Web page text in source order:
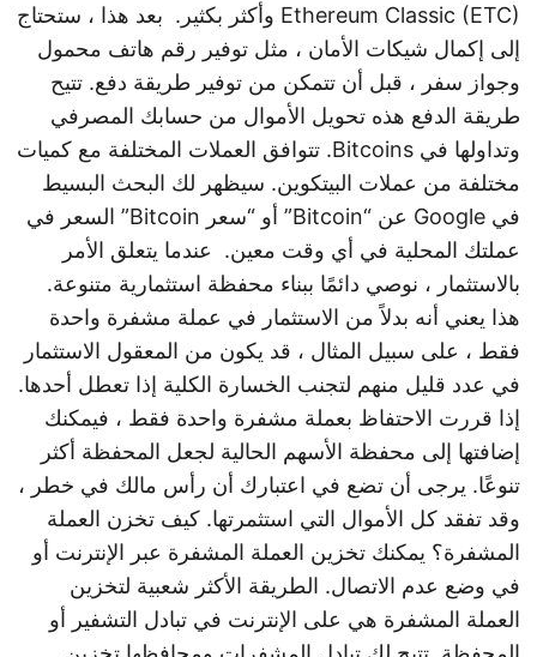
Ethereum Classic (ETC) وأكثر بكثير. ‍ بعد هذا ، ستحتاج
إلى إكمال شيكات الأمان ، مثل توفير رقم هاتف محمول
وجواز سفر ، قبل أن تتمكن من توفير طريقة دفع. تتيح
طريقة الدفع هذه تحويل الأموال من حسابك المصرفي
وتداولها في Bitcoins. تتوافق العملات المختلفة مع كميات
مختلفة من عملات البيتكوين. سيظهر لك البحث البسيط
في Google عن “Bitcoin” أو “سعر Bitcoin” السعر في
عملتك المحلية في أي وقت معين. ‍ عندما يتعلق الأمر
بالاستثمار ، نوصي دائمًا ببناء محفظة استثمارية متنوعة.
هذا يعني أنه بدلاً من الاستثمار في عملة مشفرة واحدة
فقط ، على سبيل المثال ، قد يكون من المعقول الاستثمار
في عدد قليل منهم لتجنب الخسارة الكلية إذا تعطل أحدها.
إذا قررت الاحتفاظ بعملة مشفرة واحدة فقط ، فيمكنك
إضافتها إلى محفظة الأسهم الحالية لجعل المحفظة أكثر
تنوعًا. يرجى أن تضع في اعتبارك أن رأس مالك في خطر ،
وقد تفقد كل الأموال التي استثمرتها. كيف تخزن العملة
المشفرة؟ يمكنك تخزين العملة المشفرة عبر الإنترنت أو
في وضع عدم الاتصال. الطريقة الأكثر شعبية لتخزين
العملة المشفرة هي على الإنترنت في تبادل التشفير أو